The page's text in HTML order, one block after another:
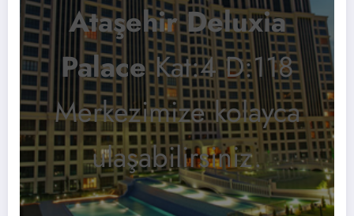
Ataşehir Deluxia
PalaceKat:4 D:118
Merkezimize kolayca
ulaşabilirsiniz.